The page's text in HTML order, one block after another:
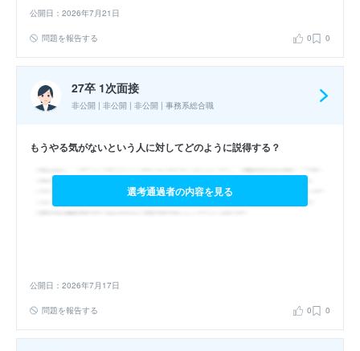
公開日：2026年7月21日
問題を報告する 0 0
27卒 1次面接
非公開 | 非公開 | 非公開 | 事務系総合職
もうやる気がないという人に対してどのように説得する？
選考通過者の内容を見る
公開日：2026年7月17日
問題を報告する 0 0